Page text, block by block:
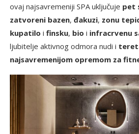
ovaj najsavremeniji SPA uključuje pet
zatvoreni bazen, đakuzi, zonu
kupatilo i finsku, bio i infracrvenu
ljubitelje aktivnog odmora nudi i
najsavremenijom opremom za